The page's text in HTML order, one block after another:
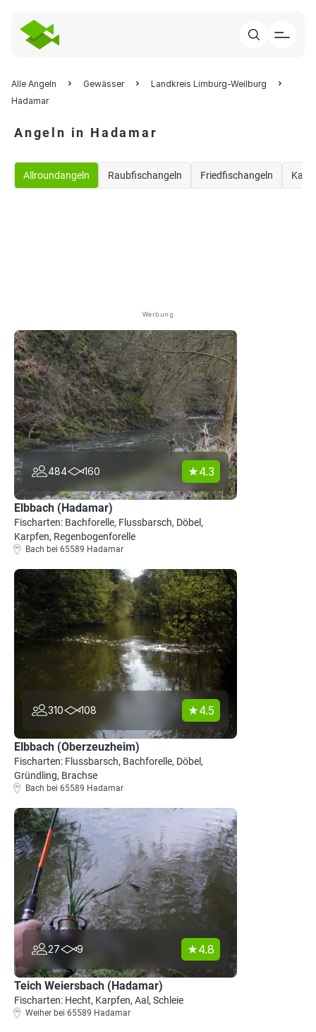
Alle Angeln Gewässer
Landkreis Limburg-Weilburg
Hadamar
Angeln in Hadamar
Allroundangeln Raubfischangeln Friedfischangeln
Werbung
484 160 4.3
Elbbach (Hadamar)
Fischarten: Bachforelle, Flussbarsch, Döbel,
Karpfen, Regenbogenforelle
Bach bei 65589 Hadamar
310 108 4.5
Elbbach (Oberzeuzheim)
Fischarten: Flussbarsch, Bachforelle, Döbel,
Gründling, Brachse
Bach bei 65589 Hadamar
27 9 4.8
Teich Weiersbach (Hadamar)
Fischarten: Hecht, Karpfen, Aal, Schleie
Weiher bei 65589 Hadamar